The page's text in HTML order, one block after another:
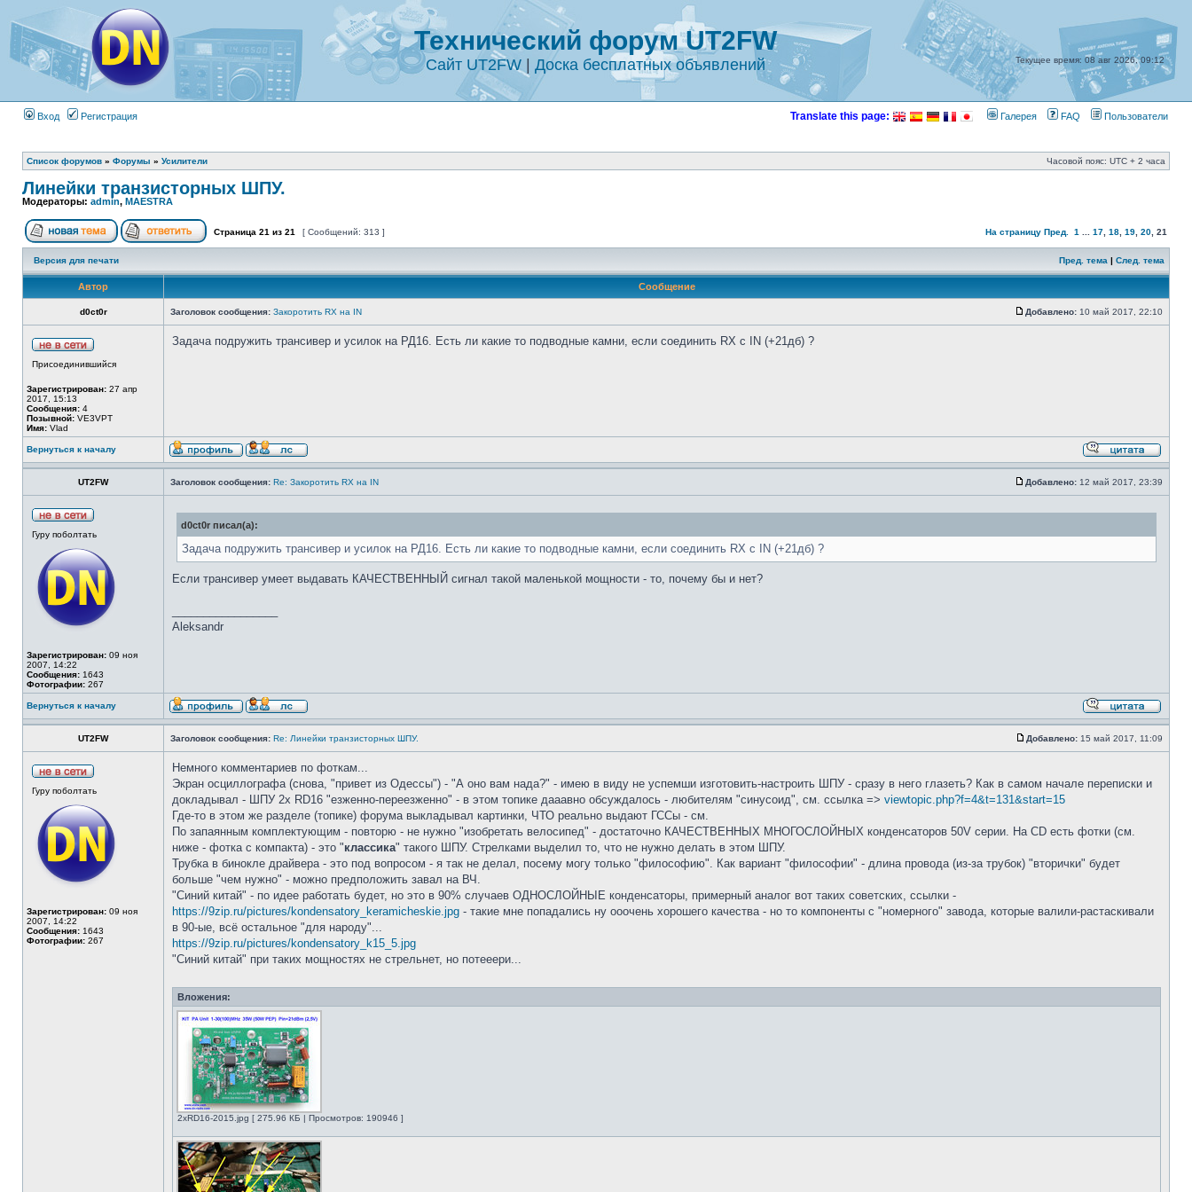
Технический форум UT2FW
Сайт UT2FW| Доска бесплатных объявлений Текущее время: 08 авг 2026, 09:12
Вход Регистрация Translate this page: Галерея FAQ Пользователи
Список форумов » Форумы » Усилители Часовой пояс: UTC + 2 часа
Линейки транзисторных ШПУ.
Модераторы: admin, MAESTRA
Страница 21 из 21 [ Сообщений: 313 ] На страницу Пред. 1 17 18 19 20 21
Версия для печати Пред. тема | След. тема
Автор Сообщение
d0ct0r Заголовок сообщения: Закоротить RX на IN Добавлено: 10 май 2017, 22:10
Присоединившийся
Зарегистрирован: 27 апр
2017, 15:13
Сообщения: 4
Позывной: VE3VPT
Имя: Vlad
Задача подружить трансивер и усилок на РД16. Есть ли какие то подводные камни, если соединить RX с IN (+21дб) ?
Вернуться к началу
UT2FW Заголовок сообщения: Re: Закоротить RX на IN Добавлено: 12 май 2017, 23:39
Гуру поболтать
Зарегистрирован: 09 ноя
2007, 14:22
Сообщения: 1643
Фотографии: 267
d0ct0r писал(а):
Задача подружить трансивер и усилок на РД16. Есть ли какие то подводные камни, если соединить RX с IN (+21дб) ?
Если трансивер умеет выдавать КАЧЕСТВЕННЫЙ сигнал такой маленькой мощности - то, почему бы и нет?
Aleksandr
Вернуться к началу
UT2FW Заголовок сообщения: Re: Линейки транзисторных ШПУ. Добавлено: 15 май 2017, 11:09
Гуру поболтать
Зарегистрирован: 09 ноя
2007, 14:22
Сообщения: 1643
Фотографии: 267
Немного комментариев по фоткам...
Экран осциллографа (снова, "привет из Одессы") - "А оно вам нада?" - имею в виду не успемши изготовить-настроить ШПУ - сразу в него глазеть? Как в самом начале переписки и
докладывал - ШПУ 2x RD16 "езженно-переезженно" - в этом топике дааавно обсуждалось - любителям "синусоид", см. ссылка => viewtopic.php?f=4&t=131&start=15
Где-то в этом же разделе (топике) форума выкладывал картинки, ЧТО реально выдают ГССы - см.
По запаянным комплектующим - повторю - не нужно "изобретать велосипед" - достаточно КАЧЕСТВЕННЫХ МНОГОСЛОЙНЫХ конденсаторов 50V серии. На CD есть фотки (см.
ниже - фотка с компакта) - это "классика" такого ШПУ. Стрелками выделил то, что не нужно делать в этом ШПУ.
Трубка в бинокле драйвера - это под вопросом - я так не делал, посему могу только "философию". Как вариант "философии" - длина провода (из-за трубок) "вторички" будет
больше "чем нужно" - можно предположить завал на ВЧ.
"Синий китай" - по идее работать будет, но это в 90% случаев ОДНОСЛОЙНЫЕ конденсаторы, примерный аналог вот таких советских, ссылки -
https://9zip.ru/pictures/kondensatory_keramicheskie.jpg - такие мне попадались ну ооочень хорошего качества - но то компоненты с "номерного" завода, которые валили-растаскивали
в 90-ые, всё остальное "для народу"...
https://9zip.ru/pictures/kondensatory_k15_5.jpg
"Синий китай" при таких мощностях не стрельнет, но потееери...
Вложения:
2xRD16-2015.jpg [ 275.96 КБ | Просмотров: 190946 ]